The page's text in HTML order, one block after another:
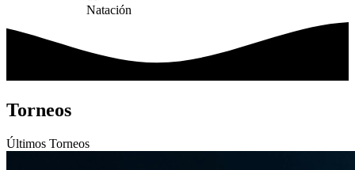
Torneos
Últimos Torneos